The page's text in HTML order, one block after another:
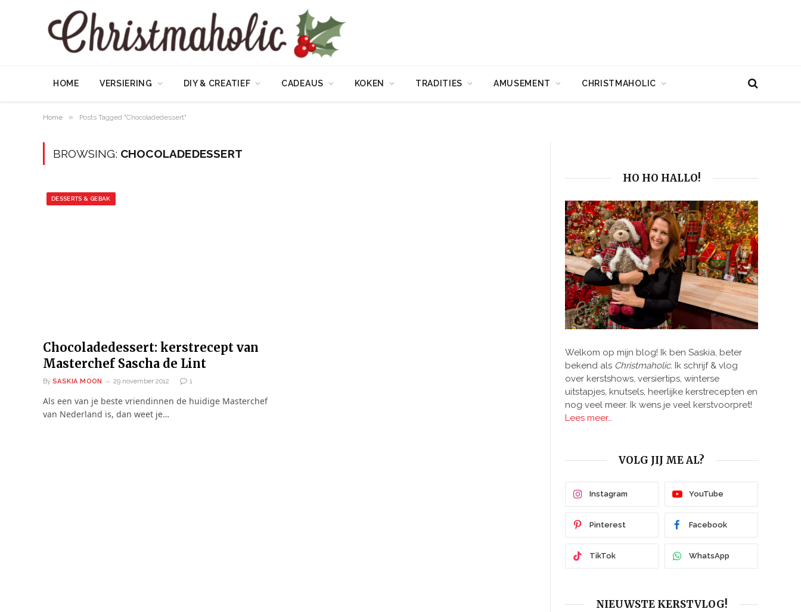
HOME VERSIERING DIY & CREATIEF CADEAUS KOKEN TRADITIES AMUSEMENT CHRISTMAHOLIC
Home » Posts Tagged "Chocoladedessert"
BROWSING: CHOCOLADEDESSERT
DESSERTS & GEBAK
Chocoladedessert: kerstrecept van
Masterchef Sascha de Lint
By SASKIA MOON 29 november 2012 1
Als een van je beste vriendinnen de huidige Masterchef
van Nederland is, dan weet je…
HO HO HALLO!
Welkom op mijn blog! Ik ben Saskia, beter
bekend als Christmaholic. Ik schrijf & vlog
over kerstshows, versiertips, winterse
uitstapjes, knutsels, heerlijke kerstrecepten en
nog veel meer. Ik wens je veel kerstvoorpret!
Lees meer…
VOLG JIJ ME AL?
Instagram YouTube
Pinterest Facebook
TikTok WhatsApp
NIEUWSTE KERSTVLOG!